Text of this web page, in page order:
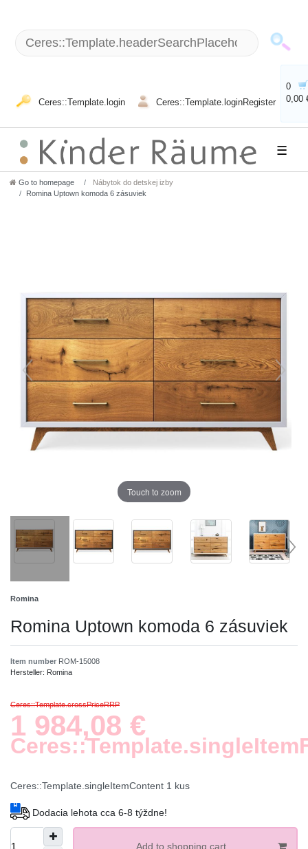
Ceres::Template.login Ceres::Template.loginRegister
0
0,00
☰
Go to homepage
Nábytok do detskej izby
Romina Uptown komoda 6 zásuviek
Touch to zoom
Romina
Romina Uptown komoda 6 zásuviek
Item number ROM-15008
Hersteller: Romina
Ceres::Template.crossPriceRRP
1 984,08 €
Ceres::Template.singleItemContent 1 kus
Dodacia lehota cca 6-8 týždne!
Add to shopping cart